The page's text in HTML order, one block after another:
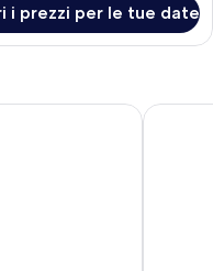
i prezzi per le tue date